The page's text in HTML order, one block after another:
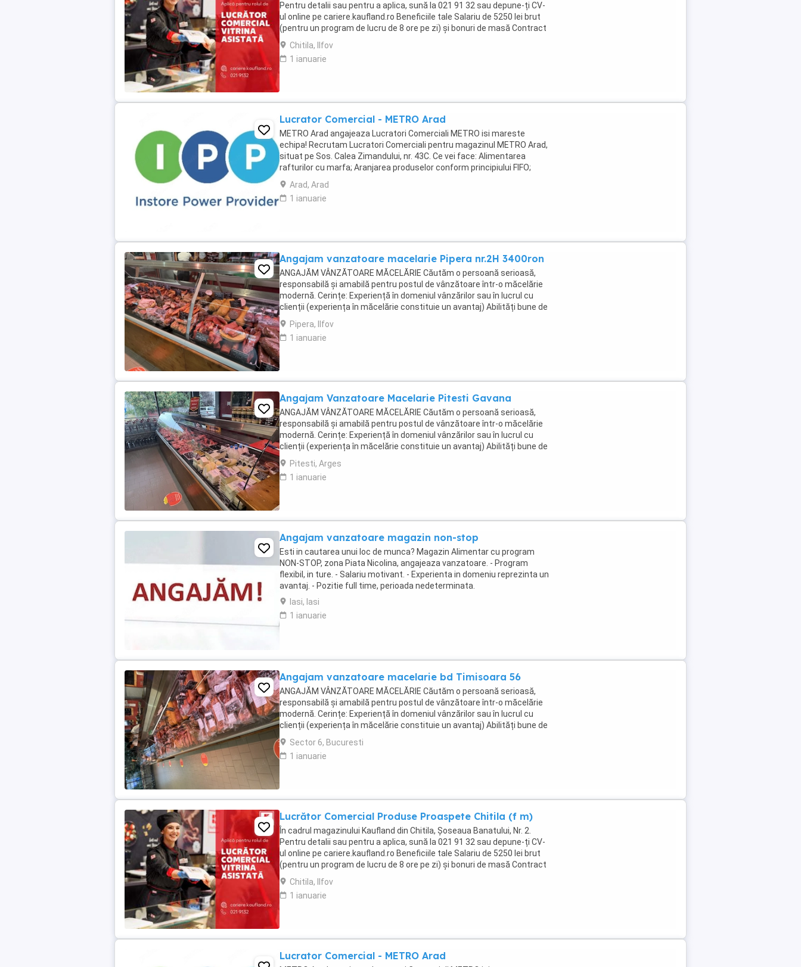
Pentru detalii sau pentru a aplica, sună la 021 91 32 sau depune-ți CV-
ul online pe cariere.kaufland.ro Beneficiile tale Salariu de 5250 lei brut
(pentru un program de lucru de 8 ore pe zi) și bonuri de masă Contract
de muncă pe ...
Chitila, Ilfov
1 ianuarie
Lucrator Comercial - METRO Arad
METRO Arad angajeaza Lucratori Comerciali METRO isi mareste
echipa! Recrutam Lucratori Comerciali pentru magazinul METRO Arad,
situat pe Sos. Calea Zimandului, nr. 43C. Ce vei face: Alimentarea
rafturilor cu marfa; Aranjarea produselor conform principiului FIFO;
Etichetarea produselor; Verificarea ...
Arad, Arad
1 ianuarie
Angajam vanzatoare macelarie Pipera nr.2H 3400ron
ANGAJĂM VÂNZĂTOARE MĂCELĂRIE Căutăm o persoană serioasă,
responsabilă și amabilă pentru postul de vânzătoare într-o măcelărie
modernă. Cerințe: Experiență în domeniul vânzărilor sau în lucrul cu
clienții (experiența în măcelărie constituie un avantaj) Abilități bune de
comunicare și relaționare Rapiditate, ...
Pipera, Ilfov
1 ianuarie
Angajam Vanzatoare Macelarie Pitesti Gavana
ANGAJĂM VÂNZĂTOARE MĂCELĂRIE Căutăm o persoană serioasă,
responsabilă și amabilă pentru postul de vânzătoare într-o măcelărie
modernă. Cerințe: Experiență în domeniul vânzărilor sau în lucrul cu
clienții (experiența în măcelărie constituie un avantaj) Abilități bune de
comunicare și relaționare Rapiditate, ...
Pitesti, Arges
1 ianuarie
Angajam vanzatoare magazin non-stop
Esti in cautarea unui loc de munca? Magazin Alimentar cu program
NON-STOP, zona Piata Nicolina, angajeaza vanzatoare. - Program
flexibil, in ture. - Salariu motivant. - Experienta in domeniu reprezinta un
avantaj. - Pozitie full time, perioada nedeterminata.
Iasi, Iasi
1 ianuarie
Angajam vanzatoare macelarie bd Timisoara 56
ANGAJĂM VÂNZĂTOARE MĂCELĂRIE Căutăm o persoană serioasă,
responsabilă și amabilă pentru postul de vânzătoare într-o măcelărie
modernă. Cerințe: Experiență în domeniul vânzărilor sau în lucrul cu
clienții (experiența în măcelărie constituie un avantaj) Abilități bune de
comunicare și relaționare Rapiditate, ...
Sector 6, Bucuresti
1 ianuarie
Lucrător Comercial Produse Proaspete Chitila (f m)
În cadrul magazinului Kaufland din Chitila, Șoseaua Banatului, Nr. 2.
Pentru detalii sau pentru a aplica, sună la 021 91 32 sau depune-ți CV-
ul online pe cariere.kaufland.ro Beneficiile tale Salariu de 5250 lei brut
(pentru un program de lucru de 8 ore pe zi) și bonuri de masă Contract
de muncă pe ...
Chitila, Ilfov
1 ianuarie
Lucrator Comercial - METRO Arad